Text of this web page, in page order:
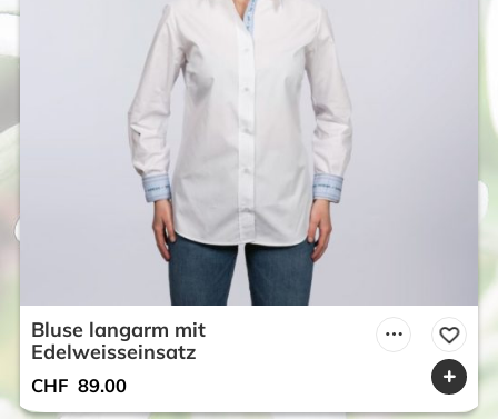
Bluse langarm mit
Edelweisseinsatz
CHF 89.00